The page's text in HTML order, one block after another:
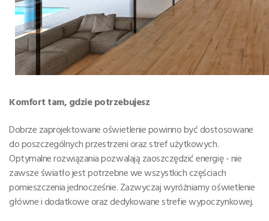
Komfort tam, gdzie potrzebujesz
Dobrze zaprojektowane oświetlenie powinno być dostosowane
do poszczególnych przestrzeni oraz stref użytkowych.
Optymalne rozwiązania pozwalają zaoszczędzić energię - nie
zawsze światło jest potrzebne we wszystkich częściach
pomieszczenia jednocześnie. Zazwyczaj wyróżniamy oświetlenie
główne i dodatkowe oraz dedykowane strefie wypoczynkowej.